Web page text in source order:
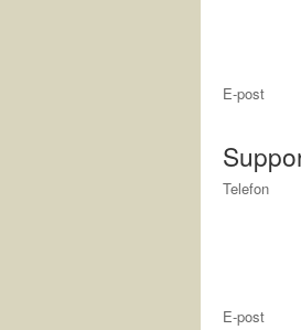
E-post
Telefon
E-post